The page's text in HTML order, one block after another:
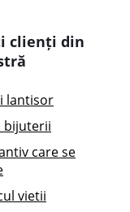
clienți din
lantisor
bijuterii
care se
vietii